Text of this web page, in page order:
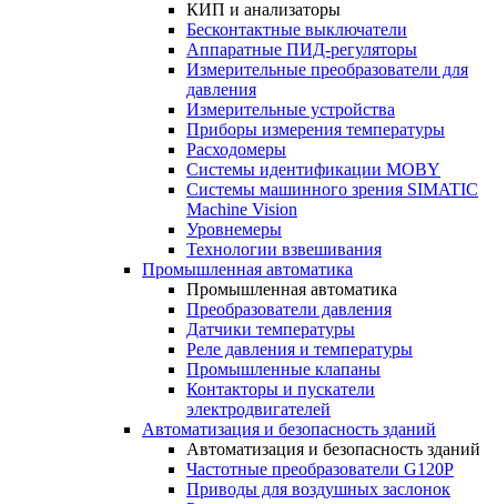
КИП и анализаторы
Бесконтактные выключатели
Аппаратные ПИД-регуляторы
Измерительные преобразователи для
давления
Измерительные устройства
Приборы измерения температуры
Расходомеры
Системы идентификации MOBY
Системы машинного зрения SIMATIC
Machine Vision
Уровнемеры
Технологии взвешивания
Промышленная автоматика
Промышленная автоматика
Преобразователи давления
Датчики температуры
Реле давления и температуры
Промышленные клапаны
Контакторы и пускатели
электродвигателей
Автоматизация и безопасность зданий
Автоматизация и безопасность зданий
Частотные преобразователи G120P
Приводы для воздушных заслонок